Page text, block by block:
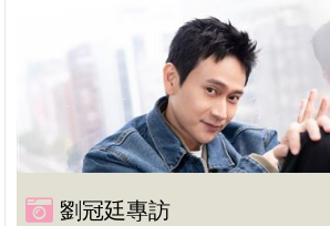
劉冠廷專訪